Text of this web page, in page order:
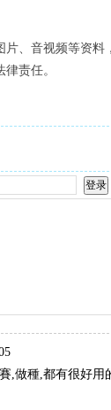
、音视频等资
责任。
,做種,都有很好用